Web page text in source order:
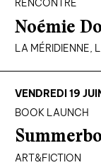
RENCONTRE
Noémie
LA
VENDREDI 19
BOOK LAUNCH
ART&FICTION